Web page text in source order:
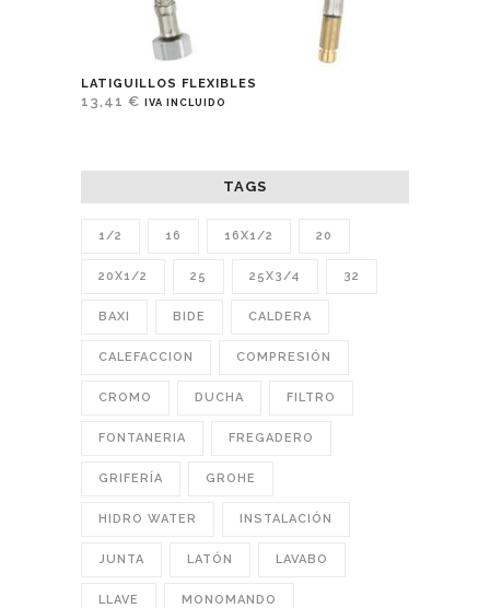
LATIGUILLOS FLEXIBLES
13,41 € IVA INCLUIDO
TAGS
1/2 16 16X1/2 20
20X1/2 25 25X3/4 32
BAXI BIDE CALDERA
CALEFACCION COMPRESIÓN
CROMO DUCHA FILTRO
FONTANERIA FREGADERO
GRIFERÍA GROHE
HIDRO WATER INSTALACIÓN
JUNTA LATÓN LAVABO
LLAVE MONOMANDO